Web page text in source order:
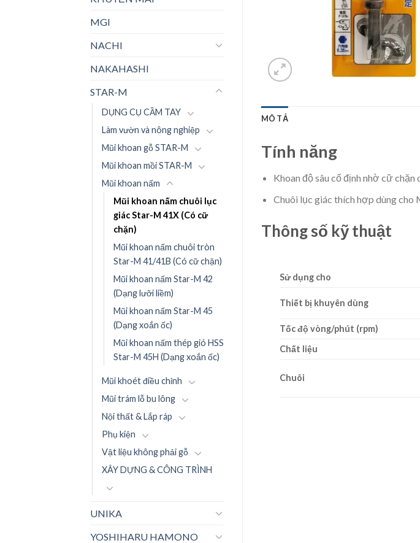
MGI
NACHI
NAKAHASHI
STAR-M
DỤNG CỤ CẦM TAY
Làm vườn và nông nghiệp
Mũi khoan gỗ STAR-M
Mũi khoan mồi STAR-M
Mũi khoan nấm
Mũi khoan nấm chuôi lục
giác Star-M 41X (Có cữ
chặn)
Mũi khoan nấm chuôi tròn
Star-M 41/41B (Có cữ chặn)
Mũi khoan nấm Star-M 42
(Dạng lưỡi liềm)
Mũi khoan nấm Star-M 45
(Dạng xoắn ốc)
Mũi khoan nấm thép gió HSS
Star-M 45H (Dạng xoắn ốc)
Mũi khoét điều chỉnh
Mũi trám lỗ bu lông
Nội thất & Lắp ráp
Phụ kiện
Vật liệu không phải gỗ
XÂY DỰNG & CÔNG TRÌNH
UNIKA
YOSHIHARU HAMONO
MÔ TẢ
Tính năng
Khoan độ sâu cố định nhờ cữ chặn
Chuôi lục giác thích hợp dùng
Thông số kỹ thuật
Sử dụng cho
Thiết bị khuyên dùng
Tốc độ vòng/phút (rpm)
Chất liệu
Chuôi